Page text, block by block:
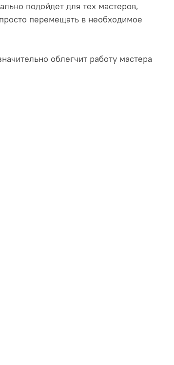
подойдет для тех мастеров,
перемещать в необходимое
облегчит работу мастера